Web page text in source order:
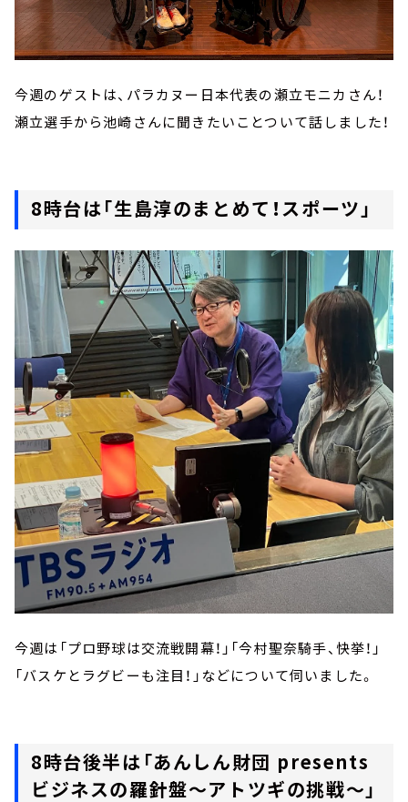
今週のゲストは、パラカヌー日本代表の瀬立モニカさん！
瀬立選手から池崎さんに聞きたいことついて話しました！
8時台は「生島淳のまとめて！スポーツ」
今週は「プロ野球は交流戦開幕！」「今村聖奈騎手、快挙！」
「バスケとラグビーも注目！」などについて伺いました。
8時台後半は「あんしん財団 presents
ビジネスの羅針盤～アトツギの挑戦～」